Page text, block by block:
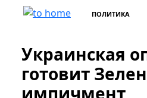
ПОЛИТИКА
Украинская
готовит
импичмент